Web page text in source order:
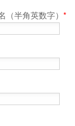
（半角英数字） *